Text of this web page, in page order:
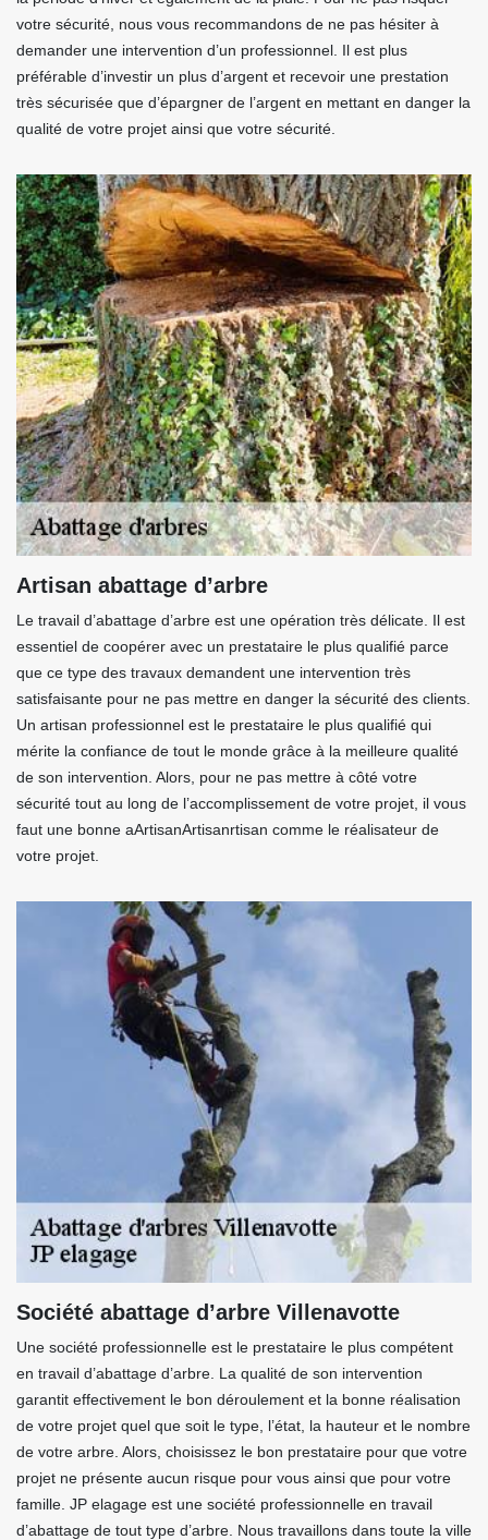
votre sécurité, nous vous recommandons de ne pas hésiter à
demander une intervention d’un professionnel. Il est plus
préférable d’investir un plus d’argent et recevoir une prestation
très sécurisée que d’épargner de l’argent en mettant en danger la
qualité de votre projet ainsi que votre sécurité.
Artisan abattage d’arbre
Le travail d’abattage d’arbre est une opération très délicate. Il est
essentiel de coopérer avec un prestataire le plus qualifié parce
que ce type des travaux demandent une intervention très
satisfaisante pour ne pas mettre en danger la sécurité des clients.
Un artisan professionnel est le prestataire le plus qualifié qui
mérite la confiance de tout le monde grâce à la meilleure qualité
de son intervention. Alors, pour ne pas mettre à côté votre
sécurité tout au long de l’accomplissement de votre projet, il vous
faut une bonne aArtisanArtisanrtisan comme le réalisateur de
votre projet.
Société abattage d’arbre Villenavotte
Une société professionnelle est le prestataire le plus compétent
en travail d’abattage d’arbre. La qualité de son intervention
garantit effectivement le bon déroulement et la bonne réalisation
de votre projet quel que soit le type, l’état, la hauteur et le nombre
de votre arbre. Alors, choisissez le bon prestataire pour que votre
projet ne présente aucun risque pour vous ainsi que pour votre
famille. JP elagage est une société professionnelle en travail
d’abattage de tout type d’arbre. Nous travaillons dans toute la ville